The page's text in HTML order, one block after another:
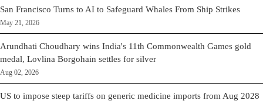
San Francisco Turns to AI to Safeguard Whales From Ship Strikes
May 21, 2026
Arundhati Choudhary wins India's 11th Commonwealth Games gold
medal, Lovlina Borgohain settles for silver
Aug 02, 2026
US to impose steep tariffs on generic medicine imports from Aug 2028